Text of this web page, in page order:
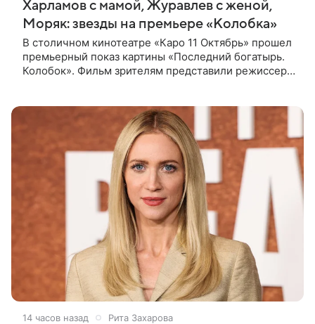
Харламов с мамой, Журавлев с женой,
Моряк: звезды на премьере «Колобка»
В столичном кинотеатре «Каро 11 Октябрь» прошел
премьерный показ картины «Последний богатырь.
Колобок». Фильм зрителям представили режиссер
14 часов назад Рита Захарова